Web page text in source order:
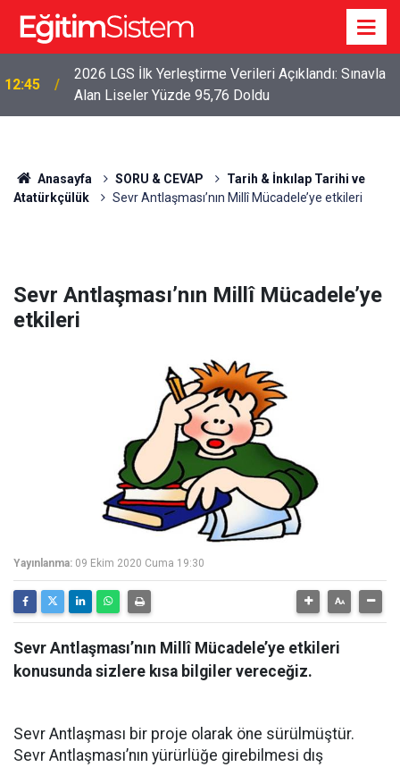
12:45
2026 LGS İlk Yerleştirme Verileri Açıklandı: Sınavla
Alan Liseler Yüzde 95,76 Doldu
Anasayfa SORU & CEVAP
Tarih & İnkılap Tarihi ve
Atatürkçülük
Sevr Antlaşması’nın Millî Mücadele’ye etkileri
Sevr Antlaşması’nın Millî Mücadele’ye
etkileri
Yayınlanma: 09 Ekim 2020 Cuma 19:30
Sevr Antlaşması’nın Millî Mücadele’ye etkileri
konusunda sizlere kısa bilgiler vereceğiz.
Sevr Antlaşması bir proje olarak öne sürülmüştür.
Sevr Antlaşması’nın yürürlüğe girebilmesi dış